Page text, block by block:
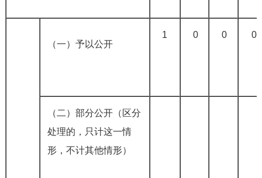
（一）予以公开
1 0 0 0
（二）部分公开（区分
处理的，只计这一情
形，不计其他情形）